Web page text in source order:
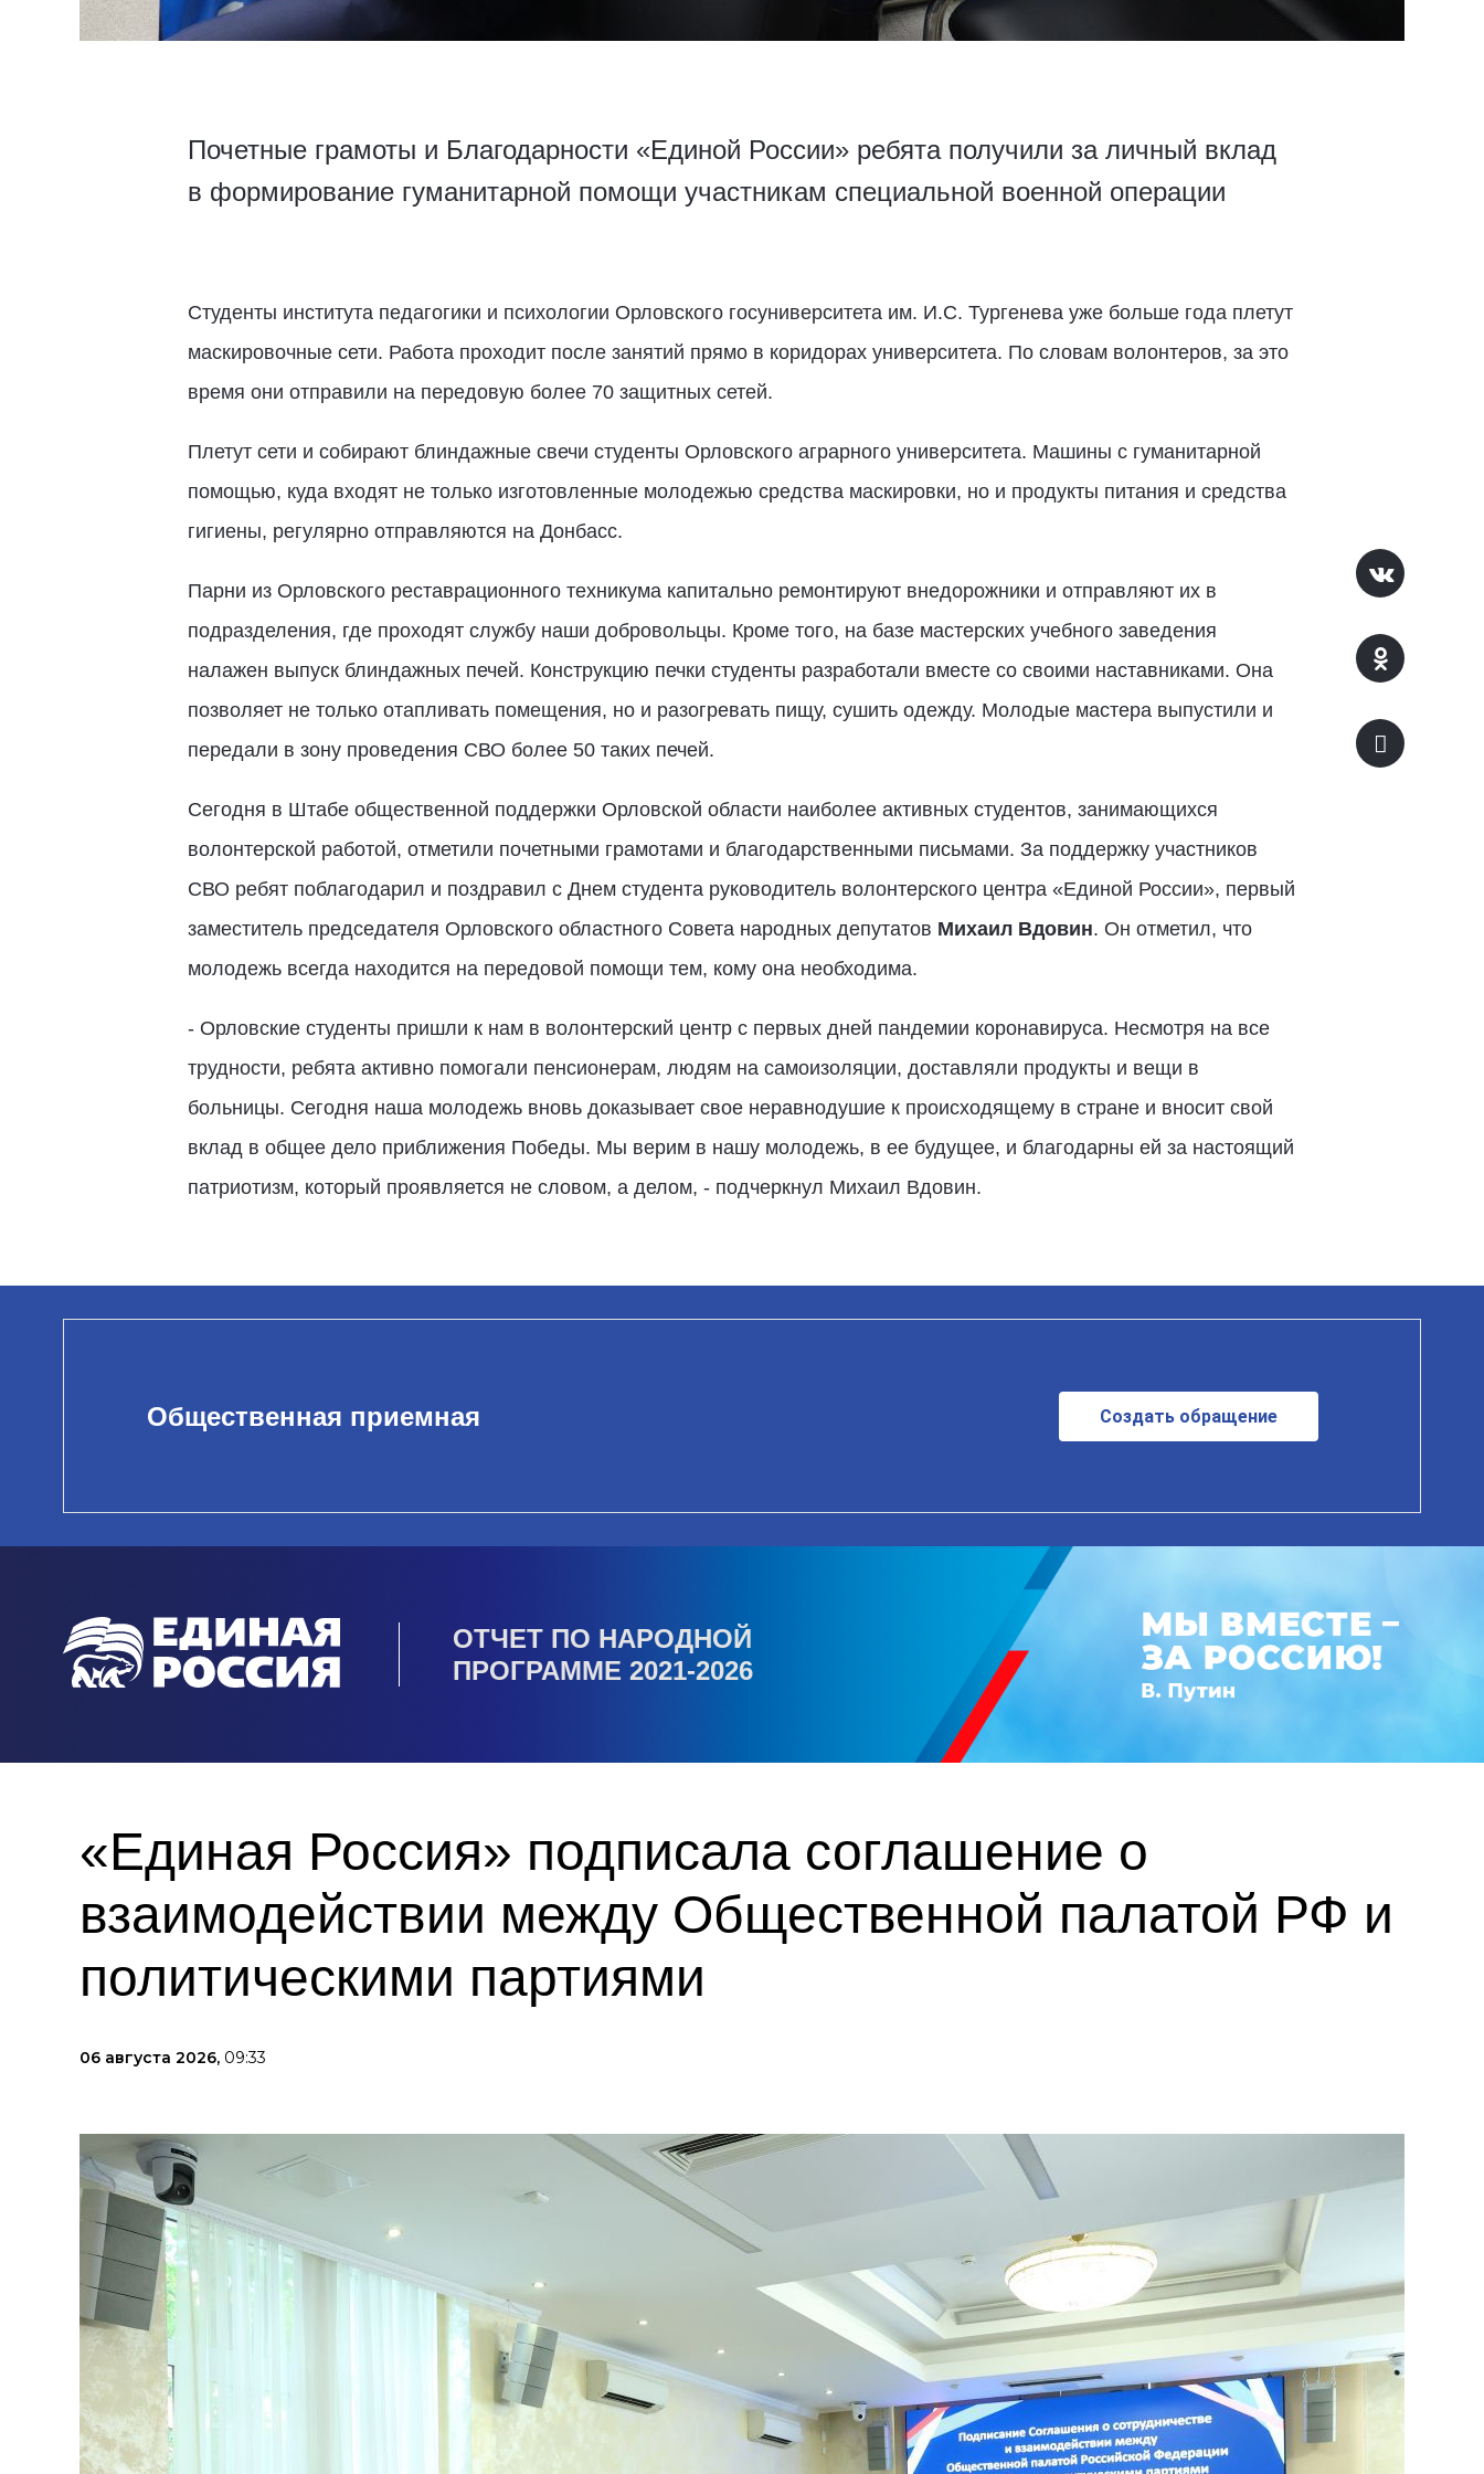
Почетные грамоты и Благодарности «Единой России» ребята получили за личный вклад
в формирование гуманитарной помощи участникам специальной военной операции
Студенты института педагогики и психологии Орловского госуниверситета им. И.С. Тургенева уже больше года плетут
маскировочные сети. Работа проходит после занятий прямо в коридорах университета. По словам волонтеров, за это
время они отправили на передовую более 70 защитных сетей.
Плетут сети и собирают блиндажные свечи студенты Орловского аграрного университета. Машины с гуманитарной
помощью, куда входят не только изготовленные молодежью средства маскировки, но и продукты питания и средства
гигиены, регулярно отправляются на Донбасс.
Парни из Орловского реставрационного техникума капитально ремонтируют внедорожники и отправляют их в
подразделения, где проходят службу наши добровольцы. Кроме того, на базе мастерских учебного заведения
налажен выпуск блиндажных печей. Конструкцию печки студенты разработали вместе со своими наставниками. Она
позволяет не только отапливать помещения, но и разогревать пищу, сушить одежду. Молодые мастера выпустили и
передали в зону проведения СВО более 50 таких печей.
Сегодня в Штабе общественной поддержки Орловской области наиболее активных студентов, занимающихся
волонтерской работой, отметили почетными грамотами и благодарственными письмами. За поддержку участников
СВО ребят поблагодарил и поздравил с Днем студента руководитель волонтерского центра «Единой России», первый
заместитель председателя Орловского областного Совета народных депутатов Михаил Вдовин. Он отметил, что
молодежь всегда находится на передовой помощи тем, кому она необходима.
- Орловские студенты пришли к нам в волонтерский центр с первых дней пандемии коронавируса. Несмотря на все
трудности, ребята активно помогали пенсионерам, людям на самоизоляции, доставляли продукты и вещи в
больницы. Сегодня наша молодежь вновь доказывает свое неравнодушие к происходящему в стране и вносит свой
вклад в общее дело приближения Победы. Мы верим в нашу молодежь, в ее будущее, и благодарны ей за настоящий
патриотизм, который проявляется не словом, а делом, - подчеркнул Михаил Вдовин.
Общественная приемная Создать обращение
ОТЧЕТ ПО НАРОДНОЙ
ПРОГРАММЕ 2021-2026
«Единая Россия» подписала соглашение о
взаимодействии между Общественной палатой РФ и
политическими партиями
06 августа 2026, 09:33